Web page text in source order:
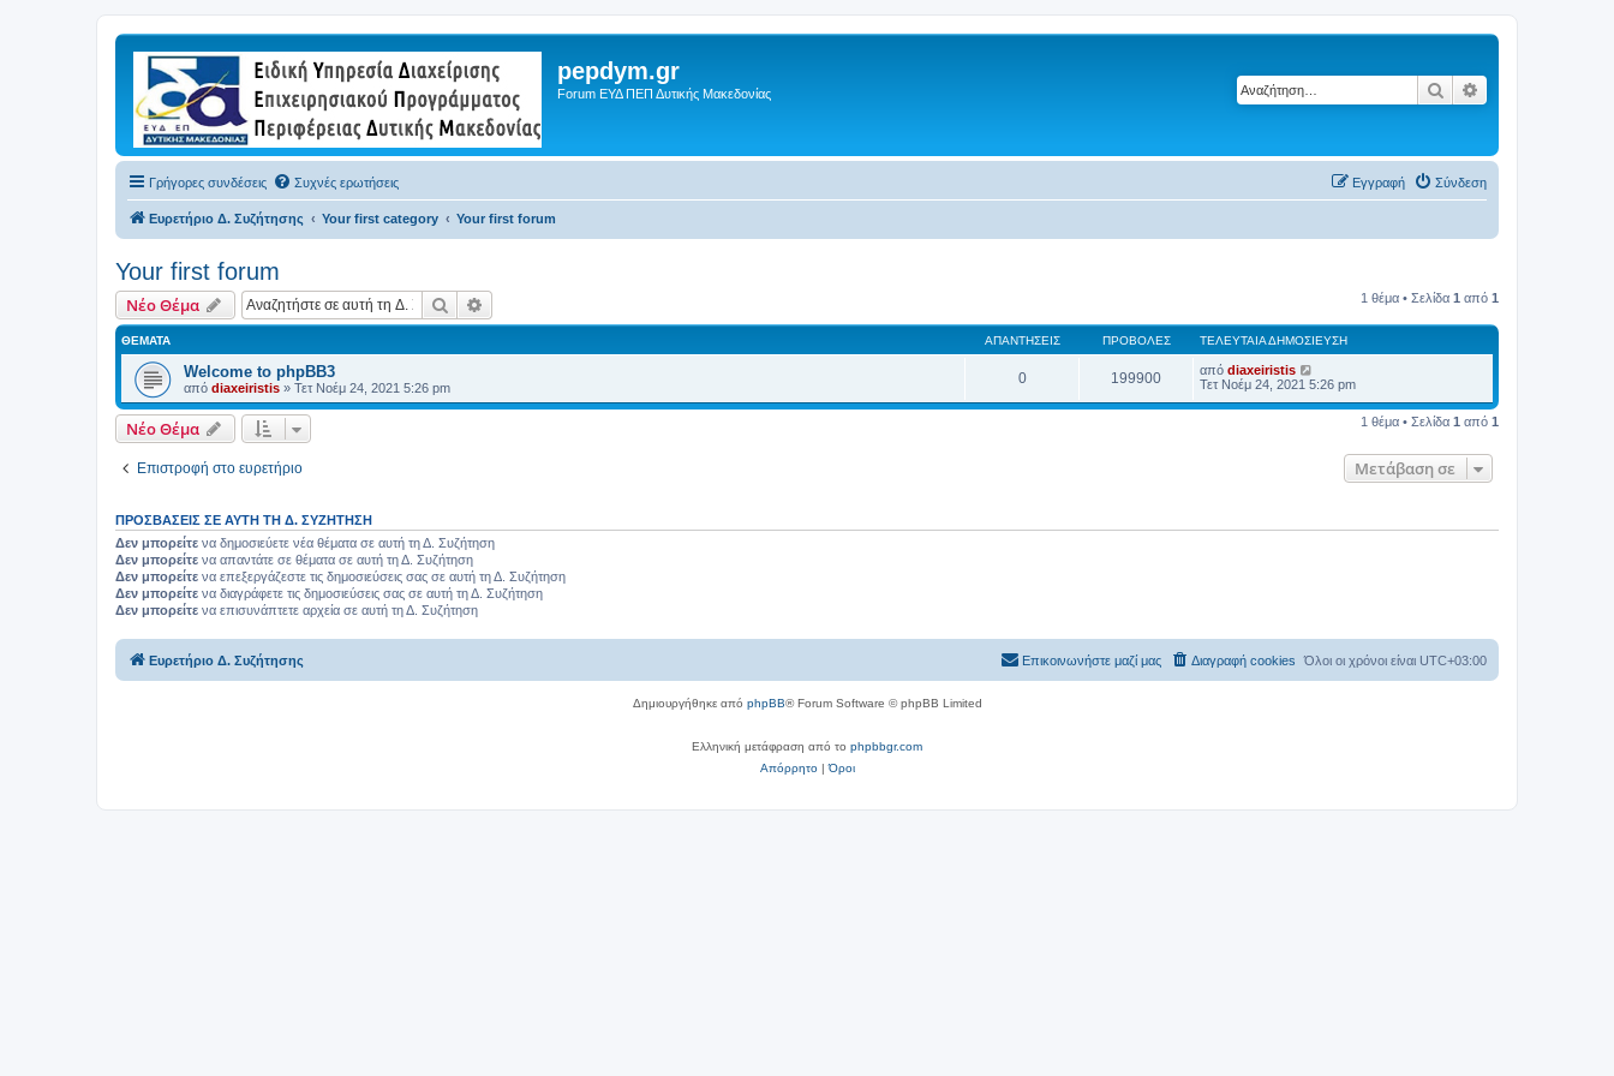
pepdym.gr
Forum ΕΥΔ ΠΕΠ Δυτικής Μακεδονίας Αναζήτηση
Γρήγορες συνδέσεις Συχνές ερωτήσεις Σύνδεση
Εγγραφή
Ευρετήριο Δ. Συζήτησης Your first category Your first forum
Your first forum
Νέο Θέμα Αναζήτηση 1 θέμα • Σελίδα 1 από 1
ΘΈΜΑΤΑ ΑΠΑΝΤΉΣΕΙΣ ΠΡΟΒΟΛΈΣ ΤΕΛΕΥΤΑΊΑ ΔΗΜΟΣΊΕΥΣΗ
Welcome to phpBB3
από diaxeiristis » Τετ Νοέμ 24, 2021 5:26 pm
0 199900 από diaxeiristis
Τετ Νοέμ 24, 2021 5:26 pm
Νέο Θέμα 1 θέμα • Σελίδα 1 από 1
Επιστροφή στο ευρετήριο Μετάβαση σε
ΠΡΟΣΒΆΣΕΙΣ ΣΕ ΑΥΤΉ ΤΗ Δ. ΣΥΖΉΤΗΣΗ
Δεν μπορείτε να δημοσιεύετε νέα θέματα σε αυτή τη Δ. Συζήτηση
Δεν μπορείτε να απαντάτε σε θέματα σε αυτή τη Δ. Συζήτηση
Δεν μπορείτε να επεξεργάζεστε τις δημοσιεύσεις σας σε αυτή τη Δ. Συζήτηση
Δεν μπορείτε να διαγράφετε τις δημοσιεύσεις σας σε αυτή τη Δ. Συζήτηση
Δεν μπορείτε να επισυνάπτετε αρχεία σε αυτή τη Δ. Συζήτηση
Ευρετήριο Δ. Συζήτησης Όλοι οι χρόνοι είναι UTC+03:00
Διαγραφή cookies
Επικοινωνήστε μαζί μας
Δημιουργήθηκε από phpBB® Forum Software © phpBB Limited
Ελληνική μετάφραση από το phpbbgr.com
Απόρρητο|Όροι